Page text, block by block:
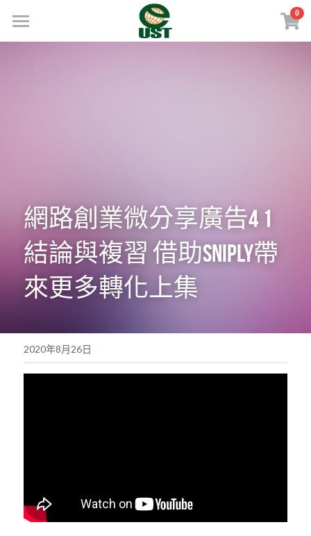
0
Home
免費會員專區
VIP會員專區
歡迎來電
POWERED BY
網路創業微分享廣告4 1
結論與複習 借助SNIPLY帶
來更多轉化上集
2020年8月26日
×
商品分類